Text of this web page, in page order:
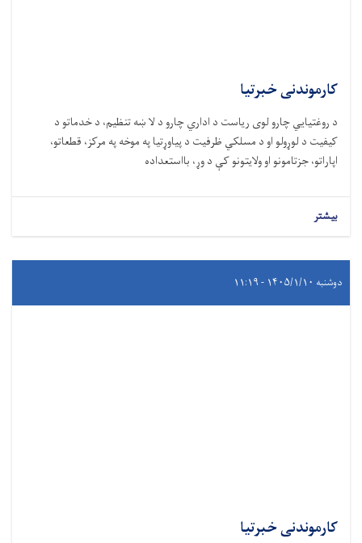
کارموندنی خبرتیا
د روغتيايي چارو لوی ریاست د اداري چارو د لا ښه تنظیم، د خدماتو د
کیفیت د لوړولو او د مسلکي ظرفیت د پیاوړتیا په موخه په مرکز، قطعاتو،
اپاراتو، جزتامونو او ولایتونو کې د وړ، بااستعداده
بیشتر
دوشنبه ۱۴۰۵/۱/۱۰ - ۱۱:۱۹
کارموندنی خبرتیا